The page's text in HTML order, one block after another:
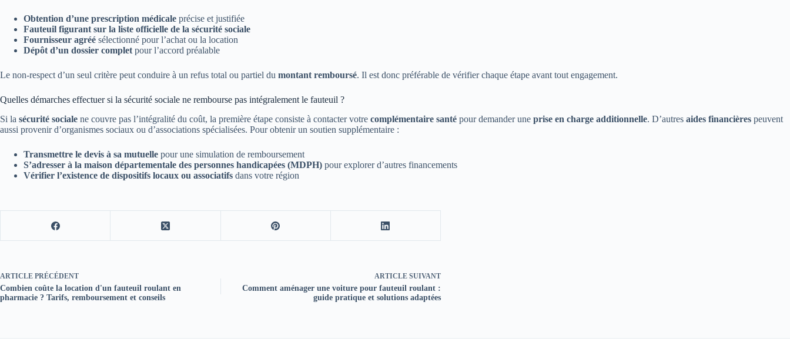
Obtention d’une prescription médicale précise et justifiée
Fauteuil figurant sur la liste officielle de la sécurité sociale
Fournisseur agréé sélectionné pour l’achat ou la location
Dépôt d’un dossier complet pour l’accord préalable
Le non-respect d’un seul critère peut conduire à un refus total ou partiel du montant remboursé. Il est donc préférable de vérifier chaque étape avant tout engagement.
Quelles démarches effectuer si la sécurité sociale ne rembourse pas intégralement le fauteuil ?
Si la sécurité sociale ne couvre pas l’intégralité du coût, la première étape consiste à contacter votre complémentaire santé pour demander une prise en charge additionnelle. D’autres aides financières peuvent
aussi provenir d’organismes sociaux ou d’associations spécialisées. Pour obtenir un soutien supplémentaire :
Transmettre le devis à sa mutuelle pour une simulation de remboursement
S’adresser à la maison départementale des personnes handicapées (MDPH) pour explorer d’autres financements
Vérifier l’existence de dispositifs locaux ou associatifs dans votre région
ARTICLE PRÉCÉDENT
Combien coûte la location d'un fauteuil roulant en
pharmacie ? Tarifs, remboursement et conseils
ARTICLE SUIVANT
Comment aménager une voiture pour fauteuil roulant :
guide pratique et solutions adaptées